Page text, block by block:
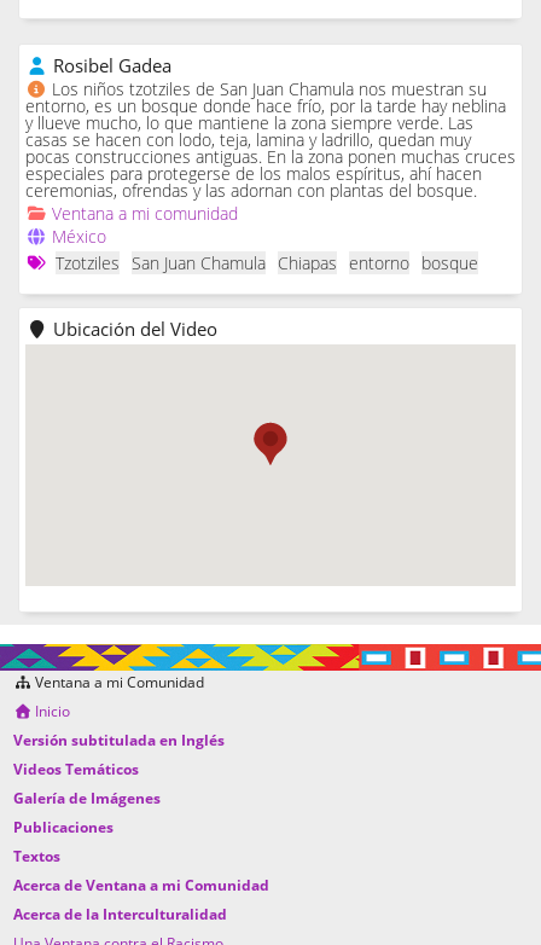
Rosibel Gadea
Los niños tzotziles de San Juan Chamula nos muestran su
entorno, es un bosque donde hace frío, por la tarde hay neblina
y llueve mucho, lo que mantiene la zona siempre verde. Las
casas se hacen con lodo, teja, lamina y ladrillo, quedan muy
pocas construcciones antiguas. En la zona ponen muchas cruces
especiales para protegerse de los malos espíritus, ahí hacen
ceremonias, ofrendas y las adornan con plantas del bosque.
Ventana a mi comunidad
México
Tzotziles
San Juan Chamula Chiapas entorno bosque
Ubicación del Video
Ventana a mi Comunidad
Inicio
Versión subtitulada en Inglés
Videos Temáticos
Galería de Imágenes
Publicaciones
Textos
Acerca de Ventana a mi Comunidad
Acerca de la Interculturalidad